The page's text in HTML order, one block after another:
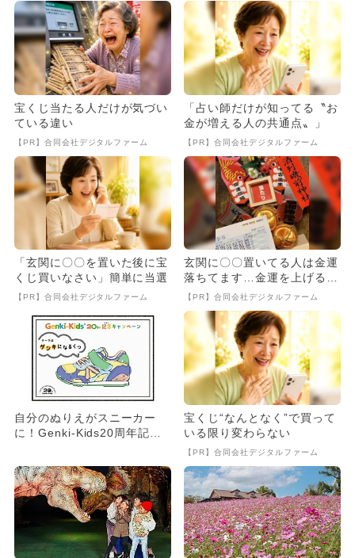
宝くじ当たる人だけが気づい
ている違い
【PR】合同会社デジタルファーム
「占い師だけが知ってる〝お
金が増える人の共通点〟」
【PR】合同会社デジタルファーム
「玄関に〇〇を置いた後に宝
くじ買いなさい」簡単に当選
【PR】合同会社デジタルファーム
玄関に〇〇置いてる人は金運
落ちてます…金運を上げる方
法とは
【PR】合同会社デジタルファーム
自分のぬりえがスニーカー
に！Genki-Kids20周年記念
宝くじ“なんとなく”で買って
いる限り変わらない
【PR】合同会社デジタルファーム